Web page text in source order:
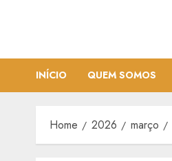
INÍCIO QUEM SOMOS
Home 2026 março